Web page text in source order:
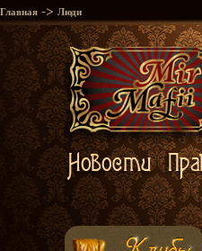
Главная -> Люди